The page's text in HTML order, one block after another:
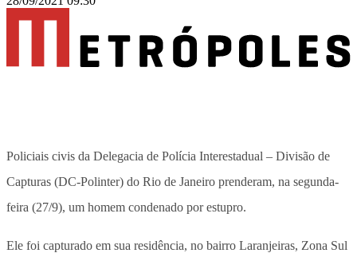
Policiais civis da Delegacia de Polícia Interestadual – Divisão de
Capturas (DC-Polinter) do Rio de Janeiro prenderam, na segunda-
feira (27/9), um homem condenado por estupro.
Ele foi capturado em sua residência, no bairro Laranjeiras, Zona Sul